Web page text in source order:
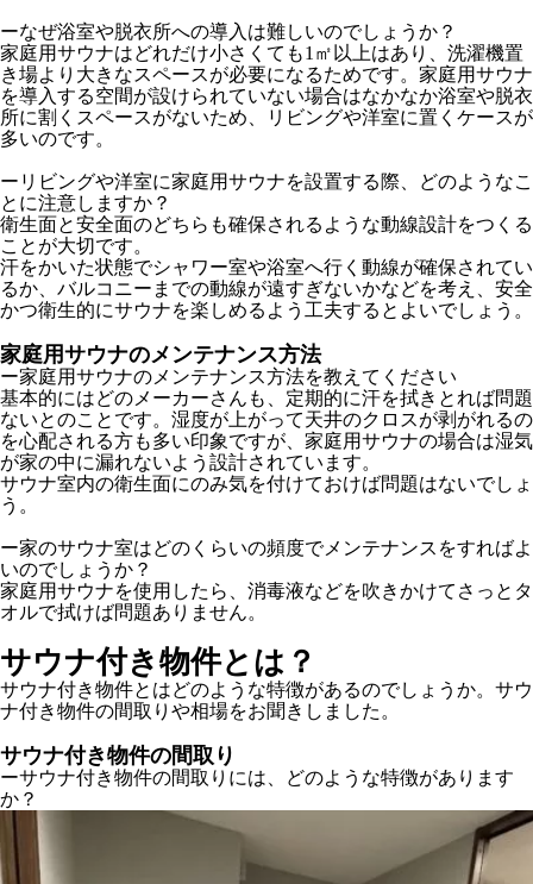
ーなぜ浴室や脱衣所への導入は難しいのでしょうか？
家庭用サウナはどれだけ小さくても1㎡以上はあり、洗濯機置
き場より大きなスペースが必要になるためです。家庭用サウナ
を導入する空間が設けられていない場合はなかなか浴室や脱衣
所に割くスペースがないため、リビングや洋室に置くケースが
多いのです。
ーリビングや洋室に家庭用サウナを設置する際、どのようなこ
とに注意しますか？
衛生面と安全面のどちらも確保されるような動線設計をつくる
ことが大切です。
汗をかいた状態でシャワー室や浴室へ行く動線が確保されてい
るか、バルコニーまでの動線が遠すぎないかなどを考え、安全
かつ衛生的にサウナを楽しめるよう工夫するとよいでしょう。
家庭用サウナのメンテナンス方法
ー家庭用サウナのメンテナンス方法を教えてください
基本的にはどのメーカーさんも、定期的に汗を拭きとれば問題
ないとのことです。湿度が上がって天井のクロスが剥がれるの
を心配される方も多い印象ですが、家庭用サウナの場合は湿気
が家の中に漏れないよう設計されています。
サウナ室内の衛生面にのみ気を付けておけば問題はないでしょ
う。
ー家のサウナ室はどのくらいの頻度でメンテナンスをすればよ
いのでしょうか？
家庭用サウナを使用したら、消毒液などを吹きかけてさっとタ
オルで拭けば問題ありません。
サウナ付き物件とは？
サウナ付き物件とはどのような特徴があるのでしょうか。サウ
ナ付き物件の間取りや相場をお聞きしました。
サウナ付き物件の間取り
ーサウナ付き物件の間取りには、どのような特徴があります
か？